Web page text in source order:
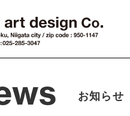
お知らせ